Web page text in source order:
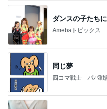
ダンスの子たち
Amebaトピックス
同じ夢
四コマ戦士 パパ戦